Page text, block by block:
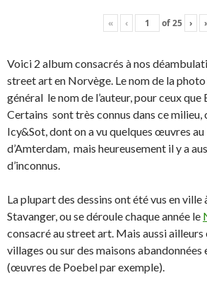
« ‹ of25 ›
Voici 2 album consacrés à nos
street art en Norvège. Le nom de la
général le nom de l’auteur, pour ceux
Certains sont très connus dans ce milieu,
Icy&Sot, dont on a vu quelques œuvres
d’Amterdam, mais heureusement il y a
d’inconnus.
La plupart des dessins ont été vus en
Stavanger, ou se déroule chaque année le
consacré au street art. Mais aussi ailleurs
villages ou sur des maisons abandonnées
(œuvres de Poebel par exemple).